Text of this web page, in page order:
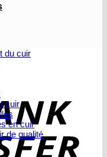
du cuir
cuir
en cuir
de qualité